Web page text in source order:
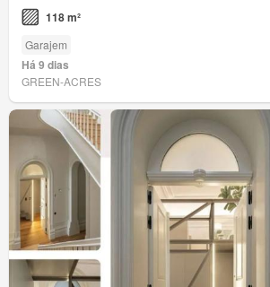
118 m²
Garajem
Há 9 dias
GREEN-ACRES